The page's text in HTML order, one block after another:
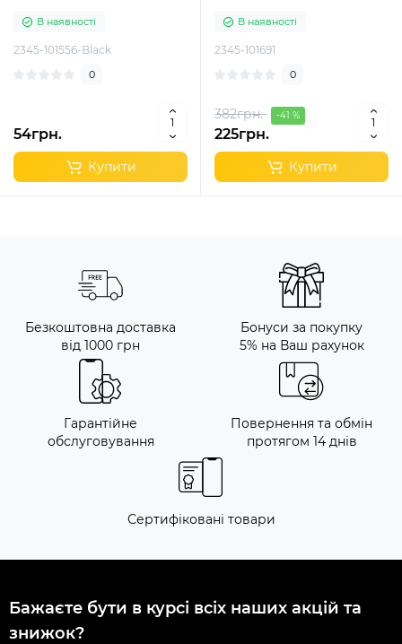
В наявності
2345-101556-Black
0
54грн.
Купити
В наявності
2345-101691
0
382грн. -41 %
225грн.
Купити
Безкоштовна доставка
від 1000 грн
Бонуси за покупку
5% на Ваш рахунок
Гарантійне
обслуговування
Повернення та обмін
протягом 14 днів
Сертифіковані товари
Бажаєте бути в курсі всіх наших акцій та
знижок?